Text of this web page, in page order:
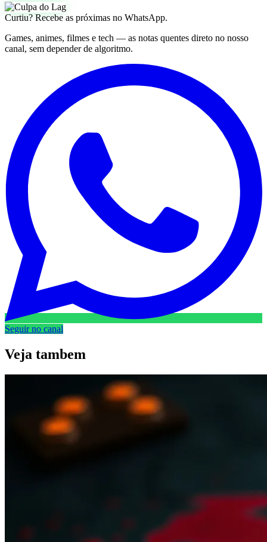
Curtiu? Recebe as próximas no WhatsApp.
Games, animes, filmes e tech — as notas quentes direto no nosso
canal, sem depender de algoritmo.
Seguir no canal
Veja tambem